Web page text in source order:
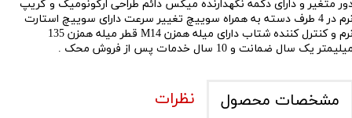
متغير و دارای دکمه نگهدارنده ميکس دائم طراحی ارگونوميک و گريپ
نرم در 4 طرف دسته به همراه سوييچ تغيير سرعت دارای سوييچ استارت
نرم و کنترل کننده شتاب دارای ميله همزن M14 قطر ميله همزن 135
يک سال ضمانت و 10 سال خدمات پس از فروش محک .
مشخصات محصول نظرات